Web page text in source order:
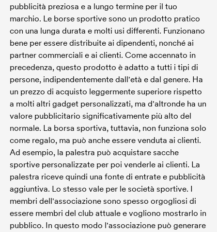
pubblicità preziosa e a lungo termine per il tuo
marchio. Le borse sportive sono un prodotto pratico
con una lunga durata e molti usi differenti. Funzionano
bene per essere distribuite ai dipendenti, nonché ai
partner commerciali e ai clienti. Come accennato in
precedenza, questo prodotto è adatto a tutti i tipi di
persone, indipendentemente dall'età e dal genere. Ha
un prezzo di acquisto leggermente superiore rispetto
a molti altri gadget personalizzati, ma d'altronde ha un
valore pubblicitario significativamente più alto del
normale. La borsa sportiva, tuttavia, non funziona solo
come regalo, ma può anche essere venduta ai clienti.
Ad esempio, la palestra può acquistare sacche
sportive personalizzate per poi venderle ai clienti. La
palestra riceve quindi una fonte di entrate e pubblicità
aggiuntiva. Lo stesso vale per le società sportive. I
membri dell'associazione sono spesso orgogliosi di
essere membri del club attuale e vogliono mostrarlo in
pubblico. In questo modo l'associazione può generare